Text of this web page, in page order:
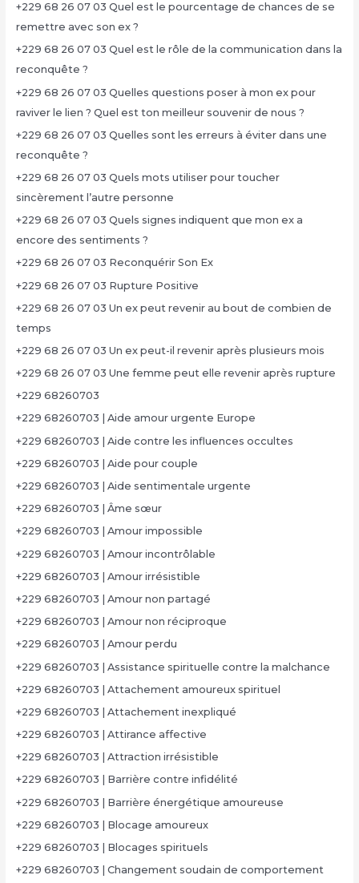
+229 68 26 07 03 Quel est le pourcentage de chances de se
remettre avec son ex ?
+229 68 26 07 03 Quel est le rôle de la communication dans la
reconquête ?
+229 68 26 07 03 Quelles questions poser à mon ex pour
raviver le lien ? Quel est ton meilleur souvenir de nous ?
+229 68 26 07 03 Quelles sont les erreurs à éviter dans une
reconquête ?
+229 68 26 07 03 Quels mots utiliser pour toucher
sincèrement l’autre personne
+229 68 26 07 03 Quels signes indiquent que mon ex a
encore des sentiments ?
+229 68 26 07 03 Reconquérir Son Ex
+229 68 26 07 03 Rupture Positive
+229 68 26 07 03 Un ex peut revenir au bout de combien de
temps
+229 68 26 07 03 Un ex peut-il revenir après plusieurs mois
+229 68 26 07 03 Une femme peut elle revenir après rupture
+229 68260703
+229 68260703 | Aide amour urgente Europe
+229 68260703 | Aide contre les influences occultes
+229 68260703 | Aide pour couple
+229 68260703 | Aide sentimentale urgente
+229 68260703 | Âme sœur
+229 68260703 | Amour impossible
+229 68260703 | Amour incontrôlable
+229 68260703 | Amour irrésistible
+229 68260703 | Amour non partagé
+229 68260703 | Amour non réciproque
+229 68260703 | Amour perdu
+229 68260703 | Assistance spirituelle contre la malchance
+229 68260703 | Attachement amoureux spirituel
+229 68260703 | Attachement inexpliqué
+229 68260703 | Attirance affective
+229 68260703 | Attraction irrésistible
+229 68260703 | Barrière contre infidélité
+229 68260703 | Barrière énergétique amoureuse
+229 68260703 | Blocage amoureux
+229 68260703 | Blocages spirituels
+229 68260703 | Changement soudain de comportement